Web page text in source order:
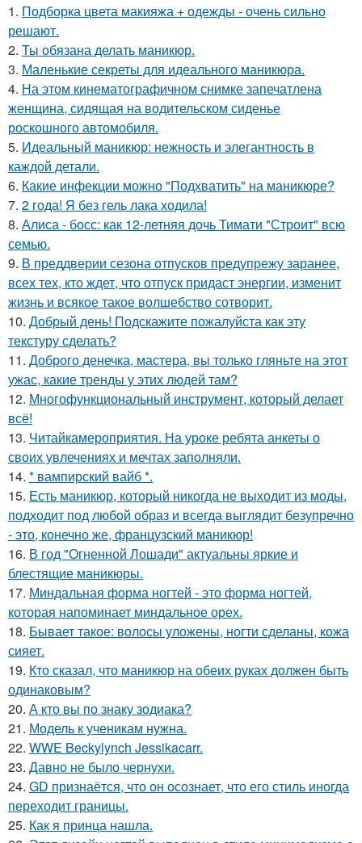
1. Подборка цвета макияжа + одежды - очень сильно
решают.
2. Ты обязана делать маникюр.
3. Маленькие секреты для идеального маникюра.
4. На этом кинематографичном снимке запечатлена
женщина, сидящая на водительском сиденье
роскошного автомобиля.
5. Идеальный маникюр: нежность и элегантность в
каждой детали.
6. Какие инфекции можно "Подхватить" на маникюре?
7. 2 года! Я без гель лака ходила!
8. Алиса - босс: как 12-летняя дочь Тимати "Строит" всю
семью.
9. В преддверии сезона отпусков предупрежу заранее,
всех тех, кто ждет, что отпуск придаст энергии, изменит
жизнь и всякое такое волшебство сотворит.
10. Добрый день! Подскажите пожалуйста как эту
текстуру сделать?
11. Доброго денечка, мастера, вы только гляньте на этот
ужас, какие тренды у этих людей там?
12. Многофункциональный инструмент, который делает
всё!
13. Читайкамероприятия. На уроке ребята анкеты о
своих увлечениях и мечтах заполняли.
14. * вампирский вайб *.
15. Есть маникюр, который никогда не выходит из моды,
подходит под любой образ и всегда выглядит безупречно
- это, конечно же, французский маникюр!
16. В год "Огненной Лошади" актуальны яркие и
блестящие маникюры.
17. Миндальная форма ногтей - это форма ногтей,
которая напоминает миндальное орех.
18. Бывает такое: волосы уложены, ногти сделаны, кожа
сияет.
19. Кто сказал, что маникюр на обеих руках должен быть
одинаковым?
20. А кто вы по знаку зодиака?
21. Модель к ученикам нужна.
22. WWE Beckylynch Jessikacarr.
23. Давно не было чернухи.
24. GD признаётся, что он осознает, что его стиль иногда
переходит границы.
25. Как я принца нашла.